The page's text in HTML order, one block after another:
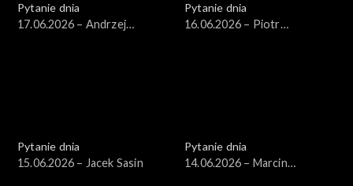
Pytanie dnia
17.06.2026 – Andrzej
Pytanie dnia
16.06.2026 – Piotr
Pytanie dnia
15.06.2026 – Jacek Sasin
Pytanie dnia
14.06.2026 – Marcin